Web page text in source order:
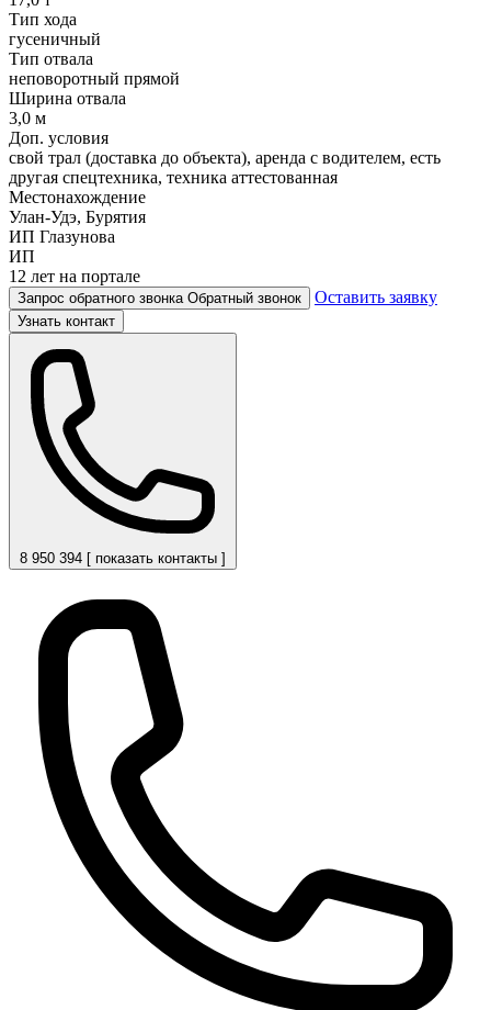
Тип хода
гусеничный
Тип отвала
неповоротный прямой
Ширина отвала
3,0 м
Доп. условия
свой трал (доставка до объекта), аренда с водителем, есть
другая спецтехника, техника аттестованная
Местонахождение
Улан-Удэ, Бурятия
ИП Глазунова
ИП
12 лет на портале
Запрос обратного звонка Обратный звонок Оставить заявку
Узнать контакт
8 950 394 [ показать контакты ]